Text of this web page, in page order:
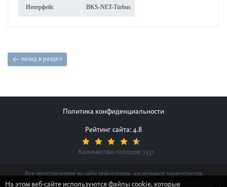
Интерфейс BKS-NET-Türbus
назад в раздел
Политика конфиденциальности
Рейтинг сайта: 4.8
Количество голосов: 1531
Вся представленная на сайте информация, касающаяся характеристик
продуктов, наличия на складе, стоимости товаров, носит информационный
На этом веб-сайте используются файлы cookie, которые